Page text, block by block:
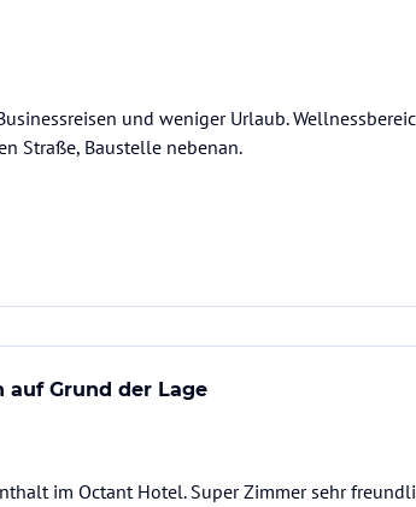
und weniger Urlaub.
Straße, Baustelle nebenan.
Grund der Lage
im Octant Hotel. Super Zimmer sehr